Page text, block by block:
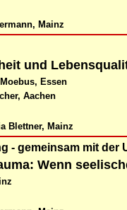
Mainz
und
Essen
Aachen
Blettner, Mainz
- gemeinsam mit der
Wenn